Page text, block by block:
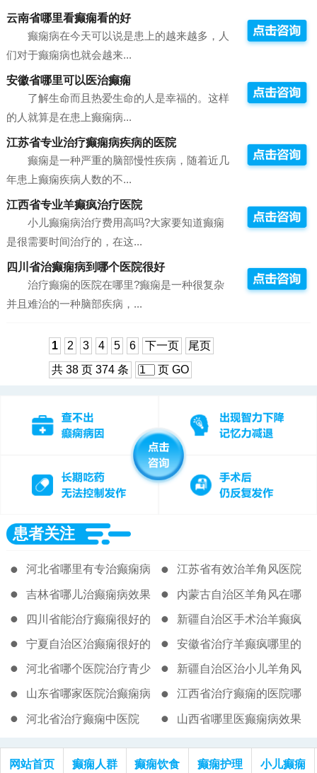
云南省哪里看癫痫看的好
癫痫病在今天可以说是患上的越来越多，人
们对于癫痫病也就会越来...
安徽省哪里可以医治癫痫
了解生命而且热爱生命的人是幸福的。这样
的人就算是在患上癫痫病...
江苏省专业治疗癫痫病疾病的医院
癫痫是一种严重的脑部慢性疾病，随着近几
年患上癫痫疾病人数的不...
江西省专业羊癫疯治疗医院
小儿癫痫病治疗费用高吗?大家要知道癫痫
是很需要时间治疗的，在这...
四川省治癫痫病到哪个医院很好
治疗癫痫的医院在哪里?癫痫是一种很复杂
并且难治的一种脑部疾病，...
1 2 3 4 5 6 下一页
尾页
共 38 页 374 条
页 GO
患者关注
河北省哪里有专治癫痫病
医院
江苏省有效治羊角风医院
吉林省哪儿治癫痫病效果
好
内蒙古自治区羊角风在哪
里治疗
四川省能治疗癫痫很好的
医院
新疆自治区手术治羊癫疯
的医院
宁夏自治区治癫痫很好的
医生
安徽省治疗羊癫疯哪里的
医院好
河北省哪个医院治疗青少
年癫痫好
新疆自治区治小儿羊角风
哪家好
山东省哪家医院治癫痫病
能去根
江西省治疗癫痫的医院哪
个好
河北省治疗癫痫中医院 山西省哪里医癫痫病效果
网站首页
癫痫人群 癫痫饮食 癫痫护理 小儿癫痫